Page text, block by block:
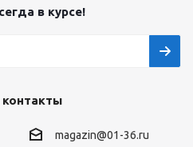
в курсе!
magazin@01-36.ru